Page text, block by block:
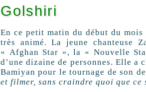
Golshiri
En ce petit matin du début du
très animé. La jeune chanteuse
« Afghan Star », la « Nouvelle
d’une dizaine de personnes. Elle a
Bamiyan pour le tournage de son
et filmer, sans craindre quoi que ce